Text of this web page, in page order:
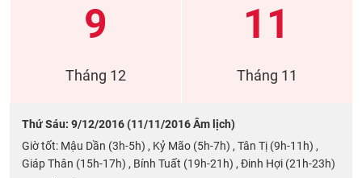
9
Tháng 12
11
Tháng 11
Thứ Sáu: 9/12/2016 (11/11/2016 Âm lịch)
Giờ tốt: Mậu Dần (3h-5h) , Kỷ Mão (5h-7h) , Tân Tị (9h-11h) ,
Giáp Thân (15h-17h) , Bính Tuất (19h-21h) , Đinh Hợi (21h-23h)